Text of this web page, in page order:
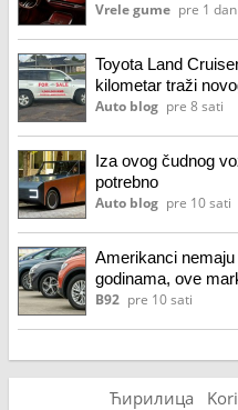
Vrele gume pre 1 dan
Toyota Land
kilometar traži
Auto blog pre 8 sati
Iza ovog čudnog
potrebno
Auto blog pre 10 sati
Amerikanci
godinama, ove
B92 pre 10 sati
Ћирилица